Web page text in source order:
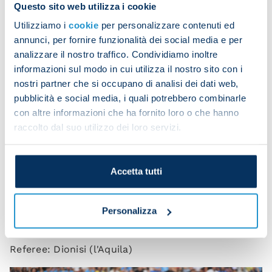
Questo sito web utilizza i cookie
Utilizziamo i cookie per personalizzare contenuti ed
annunci, per fornire funzionalità dei social media e per
analizzare il nostro traffico. Condividiamo inoltre
informazioni sul modo in cui utilizza il nostro sito con i
nostri partner che si occupano di analisi dei dati web,
pubblicità e social media, i quali potrebbero combinarle
con altre informazioni che ha fornito loro o che hanno
raccolto dal suo utilizzo dei loro servizi.
Accetta tutti
Personalizza
Napoli 2-1 Olympiacos (HT 1-0)
Scorers: Politano 17, Lucca 52, Chiquinho 90+1.
NAPOLI: Milinkovic-Savic; Di Lorenzo, Rrahmani,
Juan Jesus (Buongiorno 85), Olivera, Anguissa,
Lobotka (77' Gilmour 77), De Bruyne, Politano (80'
Spinazzola 80), McTominay, Lukaku (Lucca 33,
Neres 77).
: Botis, Ortega, Pirola, Retsos,
Costinha, Scipioni, Hezze, Chiquinho, Pnevmonidis,
Referee: Dionisi (l'Aquila)